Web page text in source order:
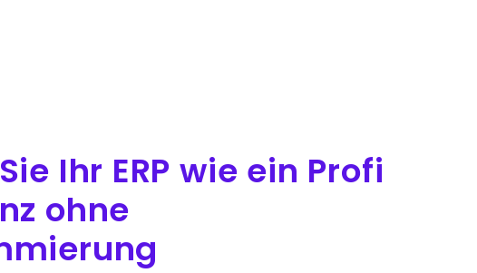
Ihr ERP wie ein Profi
ohne